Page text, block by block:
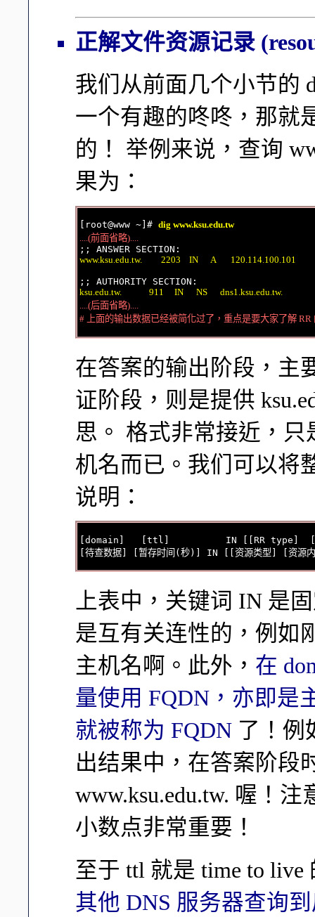
正解文件资源记录
我们从前面几个小节的
一个有趣的咚咚，那就
的！ 举例来说，查询
果为：
[root@www ~]# dig www.ksu.edu.tw
....(前面省略)....
www.ksu.edu.tw.         2203    IN      A       120.114.100.101
ksu.edu.tw.             911     IN      NS      dns1.ksu.edu.tw.
....(后面省略)....
# 上面的输出数据已经被简化过了，重点是要大家了解 RR
在答案的输出阶段，主
证阶段，则是提供
思。 格式非常接近，只
机名而已。我们可以将
说明：
[domain]   [ttl]          IN [[RR type]
上表中，关键词 IN 是固
是互有关连性的，例如
主机名啊。此外， 在
量使用 FQDN，亦即是
就被称为 FQDN 了！例
出结果中，在答案阶段
www.ksu.edu.tw. 喔！
小数点非常重要！
至于 ttl 就是 time to
其他 DNS 服务器查询